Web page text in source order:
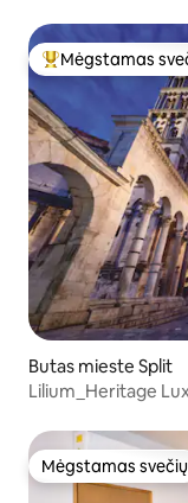
Svečių
Mėgstamas
Butas mieste Split
Lilium_Heritage
Mėgstamas svečių
Mėgstamas svečių